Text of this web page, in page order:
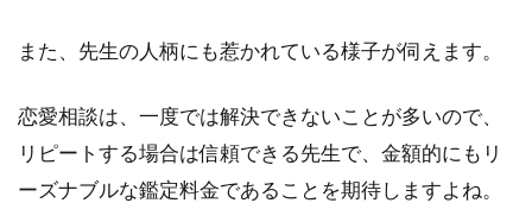
また、先生の人柄にも惹かれている様子が伺えます。
恋愛相談は、一度では解決できないことが多いので、
リピートする場合は信頼できる先生で、金額的にもリ
ーズナブルな鑑定料金であることを期待しますよね。